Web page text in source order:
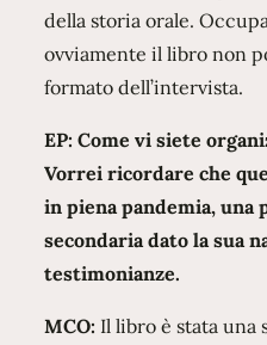
della storia orale.
ovviamente il libro non
formato dell’intervista.
EP: Come vi siete
Vorrei ricordare che
in piena pandemia, una
secondaria dato la sua
testimonianze.
MCO: Il libro è stata una